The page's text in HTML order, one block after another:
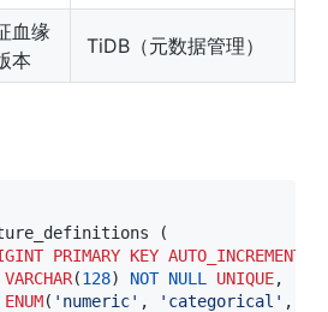
血缘
本
TiDB（元数据管理）
(
PRIMARY KEY AUTO_INCREMENT
VARCHAR(128) NOT NULL UNIQUE,
ENUM( 'numeric' , 'categorical' ,